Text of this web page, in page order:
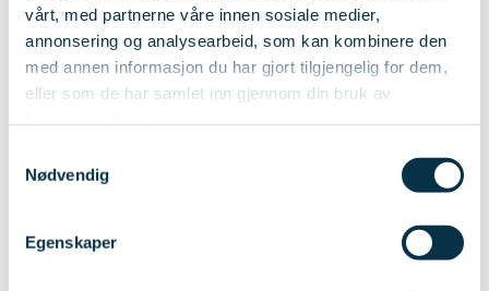
vårt, med partnerne våre innen sosiale medier,
annonsering og analysearbeid, som kan kombinere den
med annen informasjon du har gjort tilgjengelig for dem,
eller som de har samlet inn gjennom din bruk av
Nødvendig
Egenskaper
Er opptatt av samarbeid
Jobber strukturert med fokus på
kvalitet
Trives med tidvis høyt tempo